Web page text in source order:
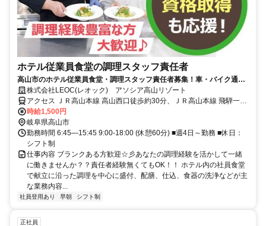
ホテル従業員食堂の調理スタッフ責任者
高山市のホテル従業員食堂・調理スタッフ責任者募集！車・バイク通勤
可！！
株式会社LEOC(レオック) アソシア高山リゾート
アクセス ＪＲ高山本線 高山西口徒歩約30分、ＪＲ高山本線 飛騨一ノ
宮徒歩約93分、ＪＲ高山本線 上枝徒歩約90分 ＪＲ高山本線 高山駅よ
り車で８分
時給1,500円
岐阜県高山市
勤務時間 6:45―15:45 9:00-18:00 (休憩60分) ■週4日～勤務 ■休日：
シフト制
仕事内容 ブランクある方歓迎☆彡あなたの調理経験を活かして一緒
に働きませんか？？責任者経験無くてもOK！！ ホテル内の社員食堂
で献立に沿った調理を中心に盛付、配膳、仕込、食器の洗浄などが主
な業務内容...
社員登用あり 早朝 シフト制
正社員